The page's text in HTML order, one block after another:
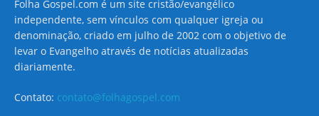
Folha Gospel.com é um site cristão/evangélico
independente, sem vínculos com qualquer igreja ou
denominação, criado em julho de 2002 com o objetivo de
levar o Evangelho através de notícias atualizadas
diariamente.
Contato: contato@folhagospel.com